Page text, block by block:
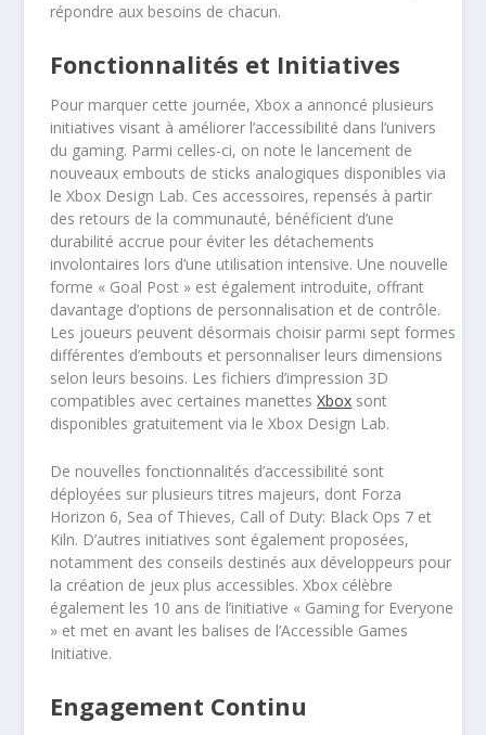
répondre aux besoins de chacun.
Fonctionnalités et Initiatives
Pour marquer cette journée, Xbox a annoncé plusieurs
initiatives visant à améliorer l’accessibilité dans l’univers
du gaming. Parmi celles-ci, on note le lancement de
nouveaux embouts de sticks analogiques disponibles via
le Xbox Design Lab. Ces accessoires, repensés à partir
des retours de la communauté, bénéficient d’une
durabilité accrue pour éviter les détachements
involontaires lors d’une utilisation intensive. Une nouvelle
forme « Goal Post » est également introduite, offrant
davantage d’options de personnalisation et de contrôle.
Les joueurs peuvent désormais choisir parmi sept formes
différentes d’embouts et personnaliser leurs dimensions
selon leurs besoins. Les fichiers d’impression 3D
compatibles avec certaines manettesXbox sont
disponibles gratuitement via le Xbox Design Lab.
De nouvelles fonctionnalités d’accessibilité sont
déployées sur plusieurs titres majeurs, dont Forza
Horizon 6, Sea of Thieves, Call of Duty: Black Ops 7 et
Kiln. D’autres initiatives sont également proposées,
notamment des conseils destinés aux développeurs pour
la création de jeux plus accessibles. Xbox célèbre
également les 10 ans de l’initiative « Gaming for Everyone
» et met en avant les balises de l’Accessible Games
Initiative.
Engagement Continu